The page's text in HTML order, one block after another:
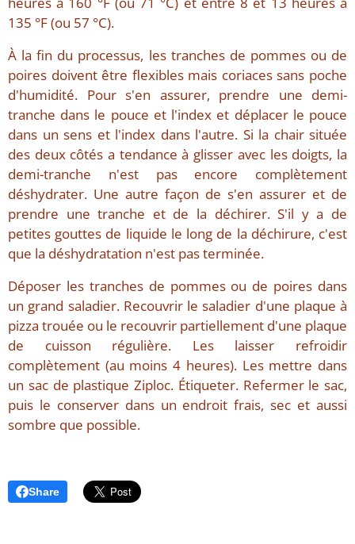
135 °F (ou 57 °C).
À la fin du processus, les tranches de pommes ou de
poires doivent être flexibles mais coriaces sans poche
d'humidité. Pour s'en assurer, prendre une demi-
tranche dans le pouce et l'index et déplacer le pouce
dans un sens et l'index dans l'autre. Si la chair située
des deux côtés a tendance à glisser avec les doigts, la
demi-tranche n'est pas encore complètement
déshydrater. Une autre façon de s'en assurer et de
prendre une tranche et de la déchirer. S'il y a de
petites gouttes de liquide le long de la déchirure, c'est
que la déshydratation n'est pas terminée.
Déposer les tranches de pommes ou de poires dans
un grand saladier. Recouvrir le saladier d'une plaque à
pizza trouée ou le recouvrir partiellement d'une plaque
de cuisson régulière. Les laisser refroidir
complètement (au moins 4 heures). Les mettre dans
un sac de plastique Ziploc. Étiqueter. Refermer le sac,
puis le conserver dans un endroit frais, sec et aussi
sombre que possible.
Share